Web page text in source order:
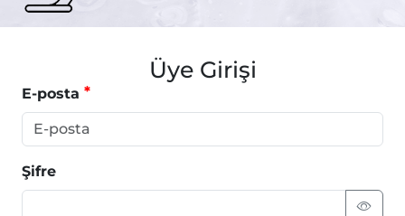
Üye Girişi
E-posta
Şifre